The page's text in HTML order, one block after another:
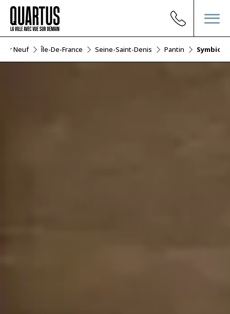
Neuf Île-De-France Seine-Saint-Denis Pantin Symbiose